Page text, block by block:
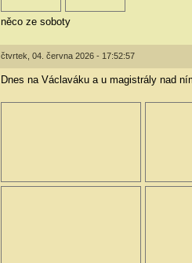
něco ze soboty
čtvrtek, 04. června 2026 - 17:52:57
Dnes na Václaváku a u magistrály nad